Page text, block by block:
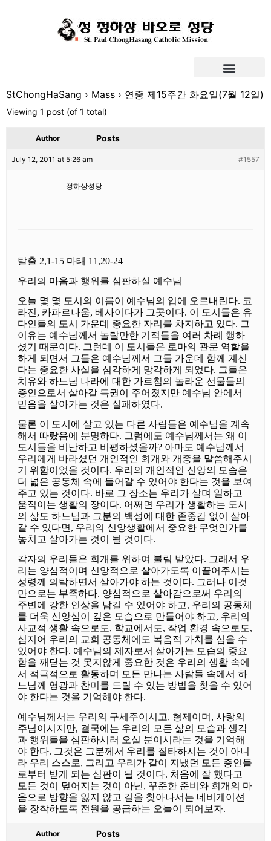
StChongHaSang › Mass › 연중 제15주간 화요일(7월 12일)
Viewing 1 post (of 1 total)
Author Posts
July 12, 2011 at 5:26 am #1557
정하상성당
탈출 2,1-15 마태 11,20-24
우리의 마음과 행위를 심판하실 예수님
오늘 몇 몇 도시의 이름이 예수님의 입에 오르내린다. 코
라진, 카파르나움, 베사이다가 그곳이다. 이 도시들은 유
다인들의 도시 가운데 중요한 자리를 차지하고 있다. 그
이유는 예수님께서 놀랄만한 기적들을 여러 차례 행하
셨기 때문이다. 그런데 이 도시들은 로마의 관문 역할을
하게 되면서 그들은 예수님께서 그들 가운데 함께 계신
다는 중요한 사실을 심각하게 망각하게 되었다. 그들은
치유와 하느님 나라에 대한 가르침의 놀라운 선물들의
증인으로서 살아갈 특권이 주어졌지만 예수님 안에서
믿음을 살아가는 것은 실패하였다.
물론 이 도시에 살고 있는 다른 사람들은 예수님을 계속
해서 따랐음에 분명하다. 그럼에도 예수님께서는 왜 이
도시들을 비난하고 비평하셨을까? 아마도 예수님께서
우리에게 바라셨던 개인적인 회개와 개종을 말씀해주시
기 위함이었을 것이다. 우리의 개인적인 신앙의 모습은
더 넓은 공동체 속에 들어갈 수 있어야 한다는 것을 보여
주고 있는 것이다. 바로 그 장소는 우리가 살며 일하고
움직이는 생활의 장이다. 어쩌면 우리가 생활하는 도시
의 삶도 하느님과 그분의 백성에 대한 존중감 없이 살아
갈 수 있다면, 우리의 신앙생활에서 중요한 무엇인가를
놓치고 살아가는 것이 될 것이다.
각자의 우리들은 회개를 위하여 불림 받았다. 그래서 우
리는 양심적이며 신앙적으로 살아가도록 이끌어주시는
성령께 의탁하면서 살아가야 하는 것이다. 그러나 이것
만으로는 부족하다. 양심적으로 살아감으로써 우리의
주변에 강한 인상을 남길 수 있어야 하고, 우리의 공동체
를 더욱 신앙심이 깊은 모습으로 만들어야 하고, 우리의
사교적 생활 속으로도, 학교에서도, 작업 환경 속으로도,
심지어 우리의 교회 공동체에도 복음적 가치를 심을 수
있어야 한다. 예수님의 제자로서 살아가는 모습의 중요
함을 깨닫는 것 못지않게 중요한 것은 우리의 생활 속에
서 적극적으로 활동하며 모든 만나는 사람들 속에서 하
느님께 영광과 찬미를 드릴 수 있는 방법을 찾을 수 있어
야 한다는 것을 기억해야 한다.
예수님께서는 우리의 구세주이시고, 형제이며, 사랑의
주님이시지만, 결국에는 우리의 모든 삶의 모습과 생각
과 행위들을 심판하시러 오실 분이시라는 것을 기억해
야 한다. 그것은 그분께서 우리를 질타하시는 것이 아니
라 우리 스스로, 그리고 우리가 같이 지냈던 모든 증인들
로부터 받게 되는 심판이 될 것이다. 처음에 잘 했다고
모든 것이 덮어지는 것이 아닌, 꾸준한 준비와 회개의 마
음으로 방향을 잃지 않고 길을 찾아나서는 네비게이션
을 장착하도록 전원을 공급하는 오늘이 되어보자.
Author Posts